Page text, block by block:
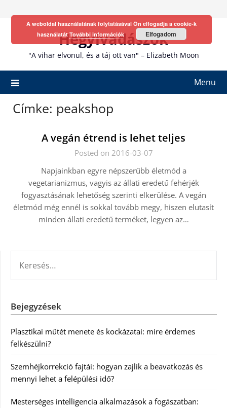
Hegyivadászok
"A vihar elvonul, és a táj ott van" – Elizabeth Moon
Menu
Címke: peakshop
A vegán étrend is lehet teljes
Posted on 2016-03-07
Napjainkban egyre népszerűbb életmód a
vegetarianizmus, vagyis az állati eredetű fehérjék
fogyasztásának lehetőség szerinti elkerülése. A vegán
életmód még ennél is sokkal tovább megy, hiszen elutasít
minden állati eredetű terméket, legyen az…
Bejegyzések
Plasztikai műtét menete és kockázatai: mire érdemes
felkészülni?
Szemhéjkorrekció fajtái: hogyan zajlik a beavatkozás és
mennyi lehet a felépülési idő?
Mesterséges intelligencia alkalmazások a fogászatban:
A weboldal használatának folytatásával Ön elfogadja a cookie-k
használatátTovábbi információk Elfogadom